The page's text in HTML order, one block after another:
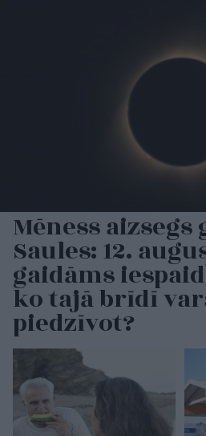
Mēness aizsegs
Saules: 12.
gaidāms
ko tajā brīdī
piedzīvot?